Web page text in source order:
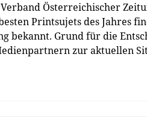
Österreichischer
Printsujets des Jahres
bekannt. Grund für die
zur aktuellen